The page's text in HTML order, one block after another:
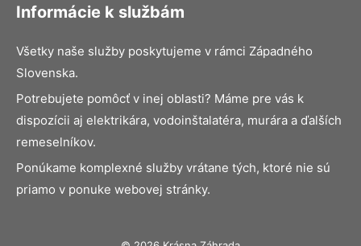
Informácie k službám
Všetky naše služby poskytujeme v rámci Západného
Slovenska.
Potrebujete pomôcť v inej oblasti? Máme pre vás k
dispozícii aj elektrikára, vodoinštalatéra, murára a ďalších
remeselníkov.
Ponúkame komplexné služby vrátane tých, ktoré nie sú
priamo v ponuke webovej stránky.